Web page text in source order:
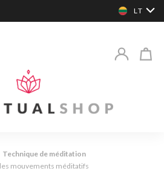
LT
Technique de méditation
mouvements méditatifs